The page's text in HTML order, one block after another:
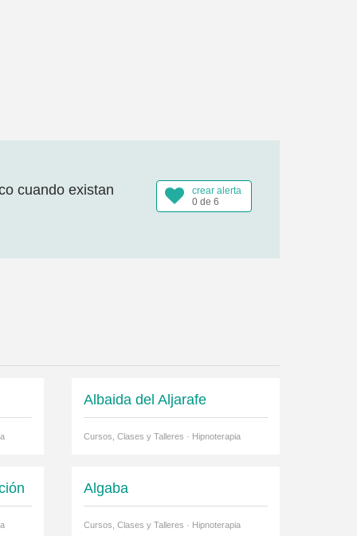
crear alerta
0 de 6
cuando existan
Albaida del Aljarafe
Cursos, Clases y Talleres · Hipnoterapia
Algaba
Cursos, Clases y Talleres · Hipnoterapia